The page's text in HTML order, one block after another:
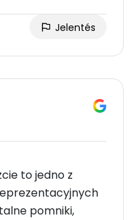
Jelentés
to jedno z
pomniki,